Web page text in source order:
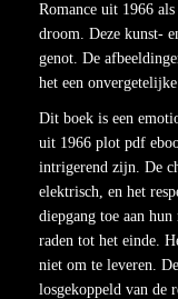
Romance uit 1966
droom. Deze kunst-
genot. De
het een
Dit boek is een
uit 1966 plot pdf
intrigerend zijn. De
elektrisch, en het
diepgang toe aan
raden tot het einde.
niet om te leveren.
losgekoppeld van de